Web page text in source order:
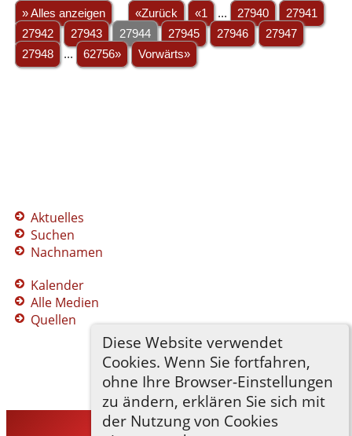
Diese Website verwendet
Cookies. Wenn Sie fortfahren,
ohne Ihre Browser-Einstellungen
zu ändern, erklären Sie sich mit
der Nutzung von Cookies
» Alles anzeigen «Zurück «1 ... 27940
27941
27942
27943 27944 27945 27946
27947
27948
... 62756» Vorwärts»
Aktuelles
Suchen
Nachnamen
Kalender
Alle Medien
Quellen